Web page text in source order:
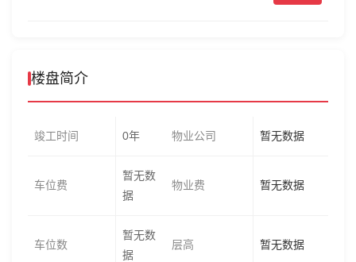
楼盘简介
竣工时间 0年 物业公司 暂无数据
车位费
暂无数
据
物业费 暂无数据
车位数
暂无数
据
层高 暂无数据